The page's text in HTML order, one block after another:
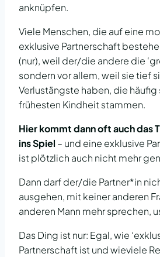
anknüpfen.
Viele Menschen, die auf eine
exklusive Partnerschaft
(nur), weil der/die andere die
sondern vor allem, weil sie tief
Verlustängste haben, die häufig
frühesten Kindheit stammen.
Hier kommt dann oft auch das
ins Spiel – und eine exklusive
ist plötzlich auch nicht mehr
Dann darf der/die Partner*in
ausgehen, mit keiner anderen
anderen Mann mehr sprechen,
Das Ding ist nur: Egal, wie
Partnerschaft ist und wieviele